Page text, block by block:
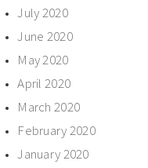
July 2020
June 2020
May 2020
April 2020
March 2020
February 2020
January 2020